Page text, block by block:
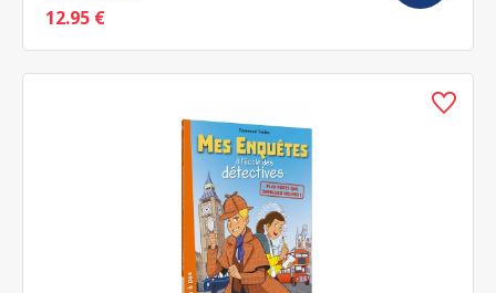
12.95 €